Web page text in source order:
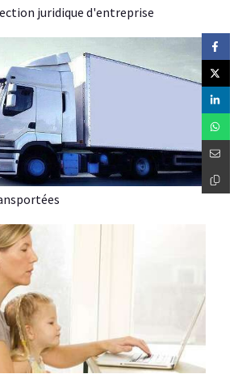
juridique d'entreprise